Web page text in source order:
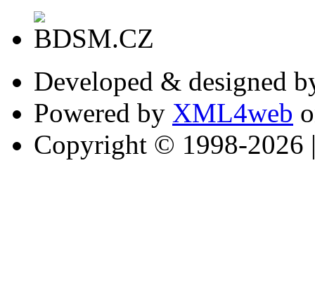
Developed & designed
Powered by XML4web
Copyright © 1998-2026